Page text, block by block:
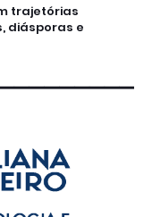
trajetórias
diásporas e